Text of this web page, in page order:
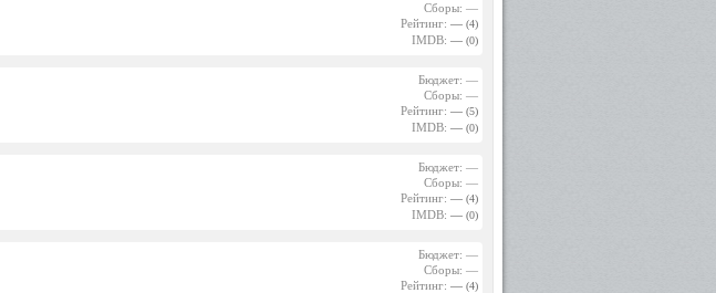
Сборы: —
Рейтинг: — (4)
IMDB: — (0)
Бюджет: —
Сборы: —
Рейтинг: — (5)
IMDB: — (0)
Бюджет: —
Сборы: —
Рейтинг: — (4)
IMDB: — (0)
Бюджет: —
Сборы: —
Рейтинг: — (4)